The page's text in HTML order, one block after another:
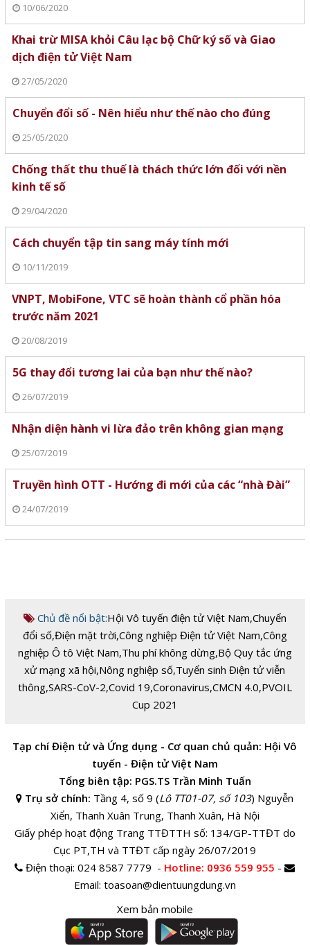
10/06/2020
Khai trừ MISA khỏi Câu lạc bộ Chữ ký số và Giao
dịch điện tử Việt Nam
27/05/2020
Chuyển đổi số - Nên hiểu như thế nào cho đúng
25/05/2020
Chống thất thu thuế là thách thức lớn đối với nền
kinh tế số
29/04/2020
Cách chuyển tập tin sang máy tính mới
10/11/2019
VNPT, MobiFone, VTC sẽ hoàn thành cổ phần hóa
trước năm 2021
20/08/2019
5G thay đổi tương lai của bạn như thế nào?
26/07/2019
Nhận diện hành vi lừa đảo trên không gian mạng
25/07/2019
Truyền hình OTT - Hướng đi mới của các “nhà Đài”
24/07/2019
Chủ đề nổi bật:Hội Vô tuyến điện tử Việt Nam,Chuyển
đổi số,Điện mặt trời,Công nghiệp Điện tử Việt Nam,Công
nghiệp Ô tô Việt Nam,Thu phí không dừng,Bộ Quy tắc ứng
xử mạng xã hội,Nông nghiệp số,Tuyển sinh Điện tử viễn
thông,SARS-CoV-2,Covid 19,Coronavirus,CMCN 4.0,PVOIL
Cup 2021
Tạp chí Điện tử và Ứng dụng - Cơ quan chủ quản: Hội Vô
tuyến - Điện tử Việt Nam
Tổng biên tập: PGS.TS Trần Minh Tuấn
Trụ sở chính: Tầng 4, số 9 (Lô TT01-07, số 103) Nguyễn
Xiển, Thanh Xuân Trung, Thanh Xuân, Hà Nội
Giấy phép hoạt động Trang TTĐTTH số: 134/GP-TTĐT do
Cục PT,TH và TTĐT cấp ngày 26/07/2019
Điện thoại:024 8587 7779 - Hotline: 0936 559 955 -
Email: toasoan@dientuungdung.vn
Xem bản mobile